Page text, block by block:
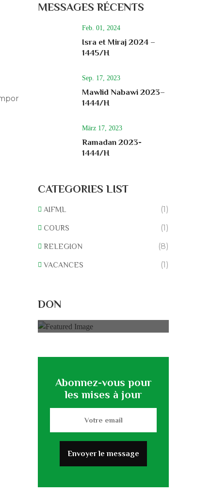
MESSAGES RÉCENTS
Feb. 01, 2024
Isra et Miraj 2024 –
1445/H
Sep. 17, 2023
Mawlid Nabawi 2023–
1444/H
März 17, 2023
Ramadan 2023-
1444/H
CATEGORIES LIST
AIFML (1)
COURS (1)
RELEGION (8)
VACANCES (1)
DON
Abonnez-vous pour
les mises à jour